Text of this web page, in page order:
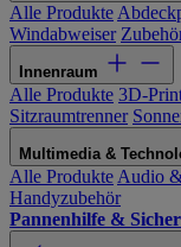
Alle Produkte
Windabweiser
Innenraum
Alle Produkte 3D-
Sitzraumtrenner
Multimedia &
Alle Produkte Audio
Handyzubehör
Pannenhilfe &